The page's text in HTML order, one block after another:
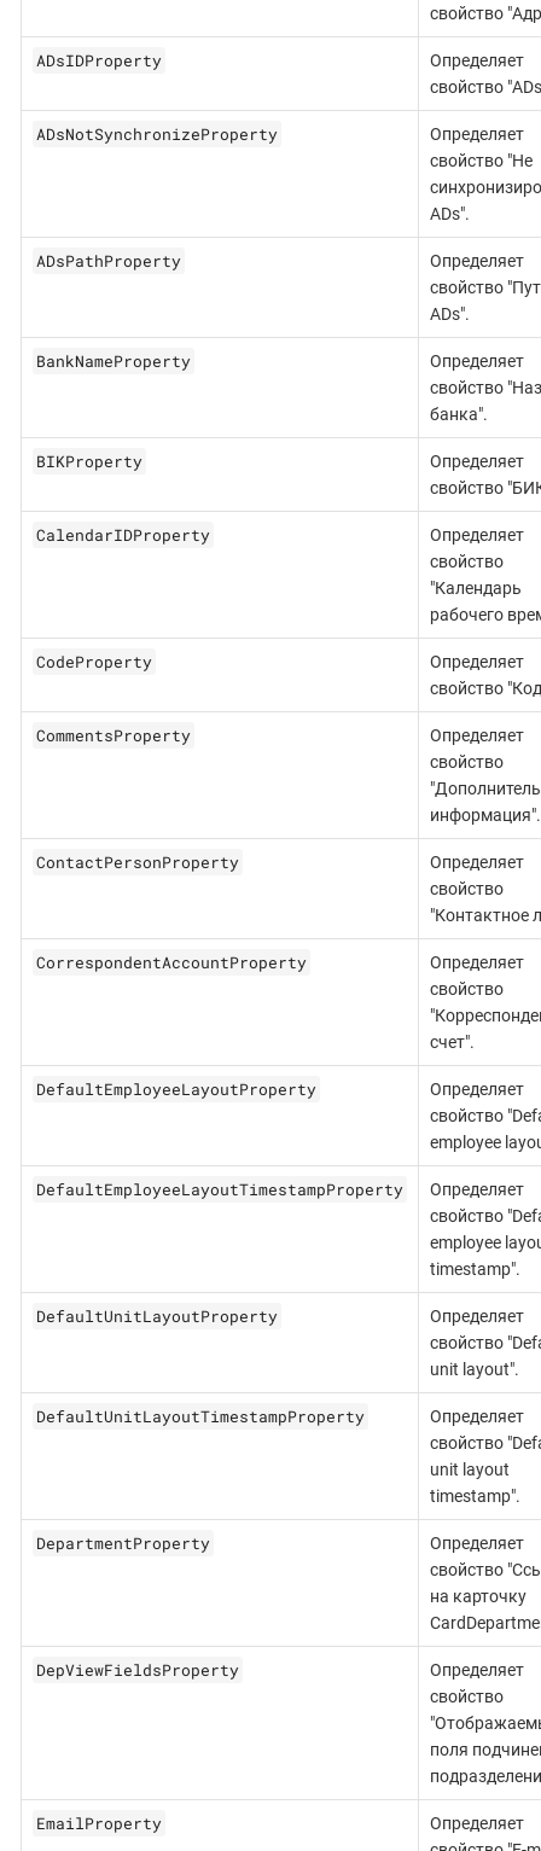
свойство
ADsIDProperty
Определяет
свойство
ADsNotSynchronizeProperty
Определяет
свойство "Не
ADs".
ADsPathProperty
Определяет
свойство
ADs".
BankNameProperty
Определяет
свойство
банка".
BIKProperty
Определяет
свойство
CalendarIDProperty
Определяет
свойство
"Календарь
рабочего
CodeProperty
Определяет
свойство
CommentsProperty
Определяет
свойство
информация".
ContactPersonProperty
Определяет
свойство
"Контактное
CorrespondentAccountProperty
Определяет
свойство
счет".
DefaultEmployeeLayoutProperty
Определяет
свойство
employee
DefaultEmployeeLayoutTimestampProperty
Определяет
свойство
employee
timestamp".
DefaultUnitLayoutProperty
Определяет
свойство
unit layout".
DefaultUnitLayoutTimestampProperty
Определяет
свойство
unit layout
timestamp".
DepartmentProperty
Определяет
свойство
на карточку
DepViewFieldsProperty
Определяет
свойство
поля
EmailProperty
Определяет